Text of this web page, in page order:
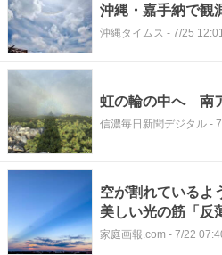
沖縄・嘉手納で観
沖縄タイムス - 7/25
虹の輪の中へ 南
信濃毎日新聞デジタル -
空が割れているよ
美しい光の筋「反
家庭画報.com - 7/22